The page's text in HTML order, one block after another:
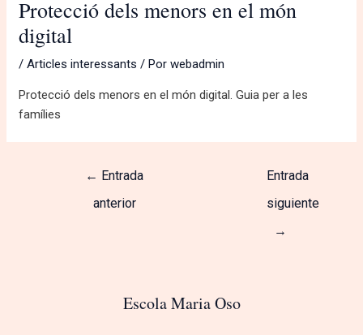
Protecció dels menors en el món
digital
/Articles interessants / Porwebadmin
Protecció dels menors en el món digital. Guia per a les
famílies
← Entrada
anterior
Entrada
siguiente
→
Escola Maria Oso